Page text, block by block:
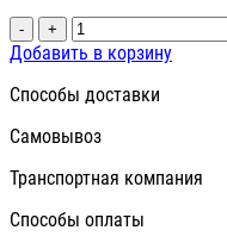
- +
Добавить в корзину
Способы доставки
Самовывоз
Транспортная компания
Способы оплаты